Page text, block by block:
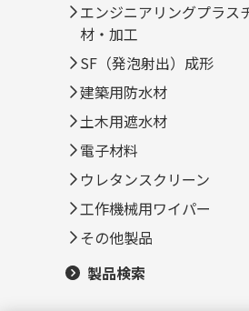
エンジニアリングプラス
材・加工
SF（発泡射出）成形
建築用防水材
土木用遮水材
電子材料
ウレタンスクリーン
工作機械用ワイパー
その他製品
製品検索